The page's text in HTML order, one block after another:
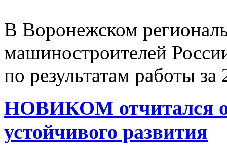
В Воронежском
машиностроителей
по результатам работы за
НОВИКОМ отчитался о
устойчивого развития